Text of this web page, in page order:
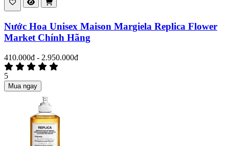
Nước Hoa Unisex Maison Margiela Replica Flower
Market Chính Hãng
410.000đ - 2.950.000đ
5
Mua ngay